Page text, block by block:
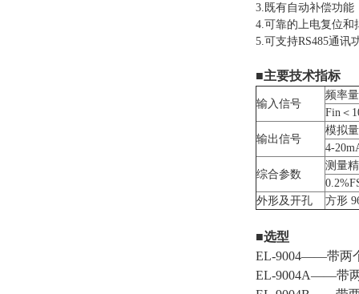
3.既有自动补偿功能
4.可靠的上电复位和
5.可支持RS485通讯
■主要技术指标
输入信号
频率
Fin＜
输出信号
模拟
4-
综合参数
测量
外形及开孔
方形
■选型
EL-9004——带两
EL-9004A——带两